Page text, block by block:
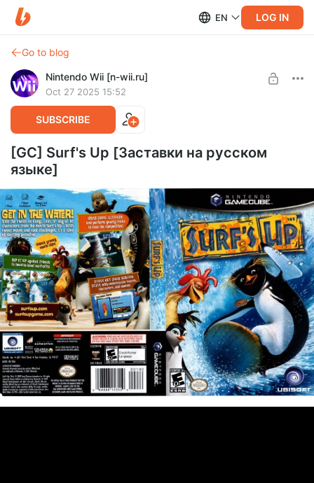
EN LOG IN
Go to blog
Nintendo Wii [n-wii.ru]
Oct 27 2025 15:52
SUBSCRIBE
[GC] Surf's Up [Заставки на русском
языке]